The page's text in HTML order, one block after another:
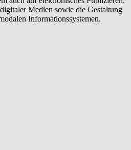
Medien sowie die Gestaltung
Informationssystemen.